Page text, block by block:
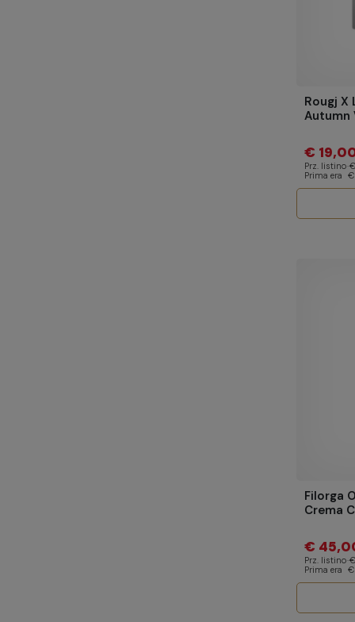
Rougj X
Autumn
€
Prz. listino
Prima era €
Filorga
Crema
€
Prz. listino
Prima era €